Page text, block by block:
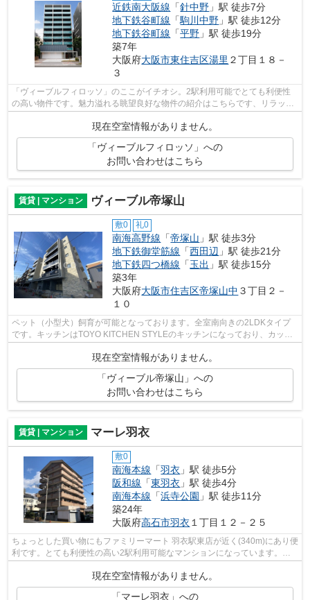
近鉄南大阪線 「針中野 」駅 徒歩7分
地下鉄谷町線 「駒川中野 」駅 徒歩12分
地下鉄谷町線 「平野 」駅 徒歩19分
築7年
大阪府大阪市東住吉区湯里 ２丁目１８－
３
「ヴィーブルフィロッソ」のここがイチオシ。2駅利用可能でとても利便性
の高い物件です。魅力溢れる眺望良好な物件の紹介はこちらです、リラック
スタイムを大切にしたいあなたに。設備...
現在空室情報がありません。
「ヴィーブルフィロッソ」への
お問い合わせはこちら
賃貸 | マンション ヴィーブル帝塚山
敷0 礼0
南海高野線 「帝塚山 」駅 徒歩3分
地下鉄御堂筋線 「西田辺 」駅 徒歩21分
地下鉄四つ橋線 「玉出 」駅 徒歩15分
築3年
大阪府大阪市住吉区帝塚山中 ３丁目２－
１０
ペット（小型犬）飼育が可能となっております。全室南向きの2LDKタイプ
です。キッチンはTOYO KITCHEN STYLEのキッチンになっており、カップ
現在空室情報がありません。
「ヴィーブル帝塚山」への
お問い合わせはこちら
賃貸 | マンション マーレ羽衣
敷0
南海本線 「羽衣 」駅 徒歩5分
阪和線 「東羽衣 」駅 徒歩4分
南海本線 「浜寺公園 」駅 徒歩11分
築24年
大阪府高石市羽衣 １丁目１２－２５
ちょっとした買い物にもファミリーマート 羽衣駅東店が近く(340m)にあり便
利です。とても利便性の高い2駅利用可能なマンションになっています。設
備が充実したマンションタイプの物件...
現在空室情報がありません。
「マーレ羽衣」への